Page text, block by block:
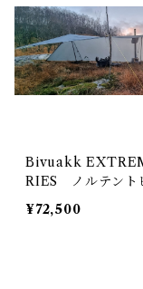
Bivuakk
RIES ノルテント
ク
¥72,500